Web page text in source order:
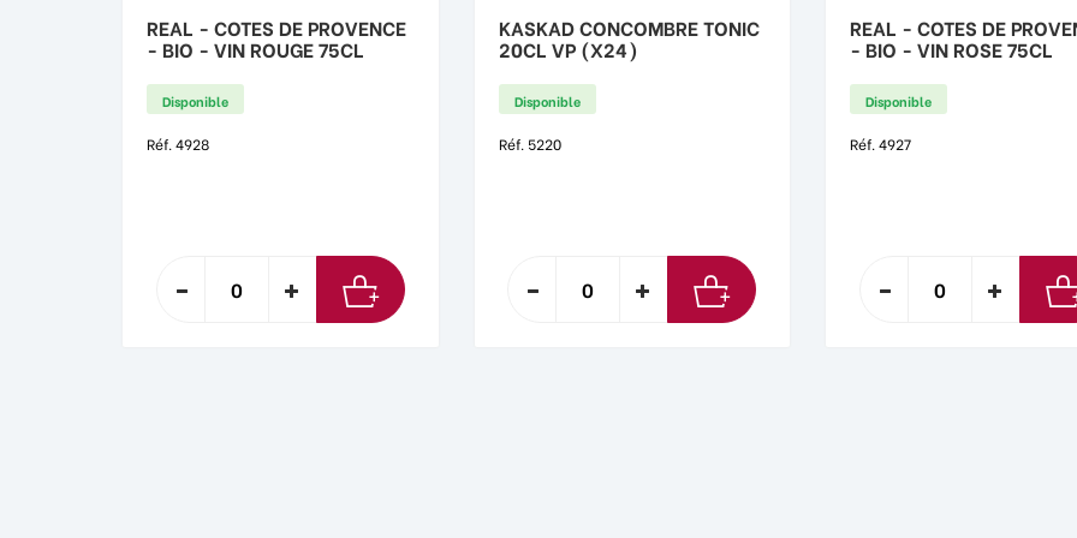
REAL - COTES DE PROVENCE
- BIO - VIN ROUGE 75CL
Disponible
Réf. 4928
KASKAD CONCOMBRE TONIC
20CL VP (X24)
Disponible
Réf. 5220
REAL - COTES DE
- BIO - VIN ROSE 75CL
Disponible
Réf. 4927